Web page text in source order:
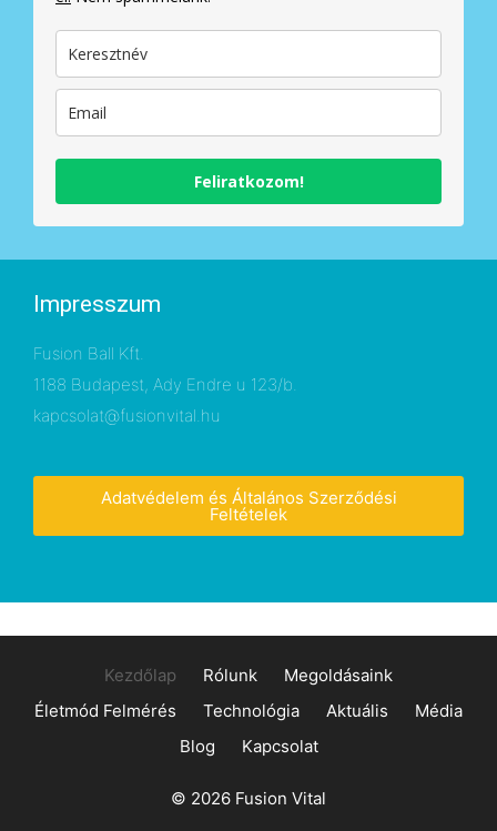
Feliratkozom!
Impresszum
Fusion Ball Kft.
1188 Budapest, Ady Endre u 123/b.
kapcsolat@fusionvital.hu
Adatvédelem és Általános Szerződési
Feltételek
Kezdőlap Rólunk
Megoldásaink
Életmód Felmérés
Technológia Aktuális
Média
Blog
Kapcsolat
© 2026 Fusion Vital